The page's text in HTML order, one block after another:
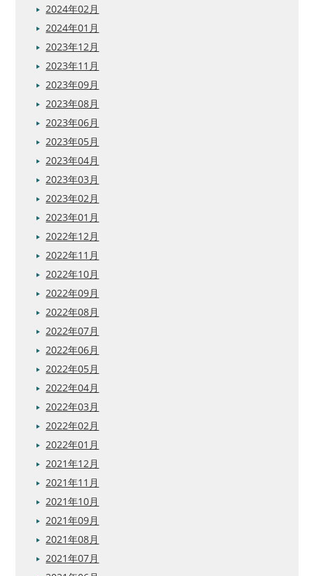
2024年02月
2024年01月
2023年12月
2023年11月
2023年09月
2023年08月
2023年06月
2023年05月
2023年04月
2023年03月
2023年02月
2023年01月
2022年12月
2022年11月
2022年10月
2022年09月
2022年08月
2022年07月
2022年06月
2022年05月
2022年04月
2022年03月
2022年02月
2022年01月
2021年12月
2021年11月
2021年10月
2021年09月
2021年08月
2021年07月